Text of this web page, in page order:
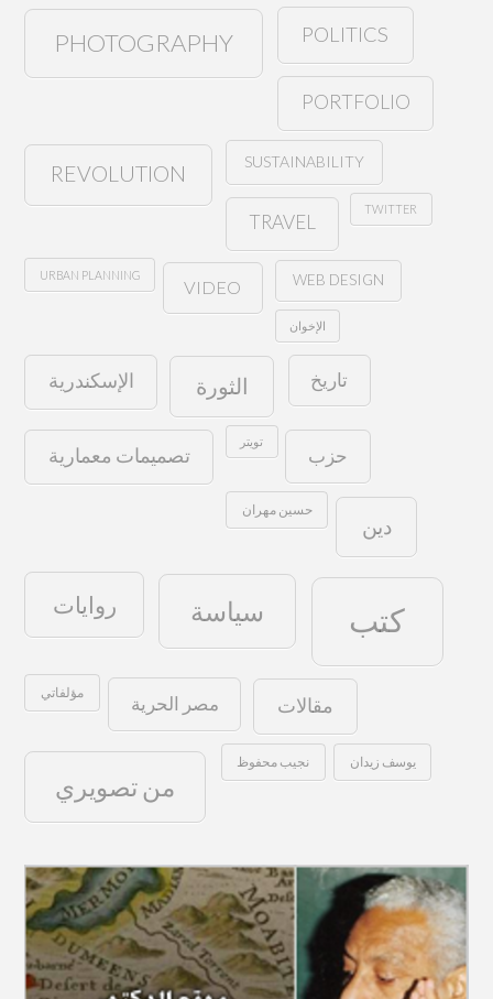
PHOTOGRAPHY POLITICS
PORTFOLIO
REVOLUTION SUSTAINABILITY
TRAVEL
TWITTER
URBAN PLANNING
VIDEO WEB DESIGN
الإخوان
الإسكندرية الثورة تاريخ
تصميمات معمارية
تويتر
حزب
حسين مهران
دين
روايات سياسة كتب
مؤلفاتي مصر الحرية مقالات
من تصويري
نجيب محفوظ يوسف زيدان